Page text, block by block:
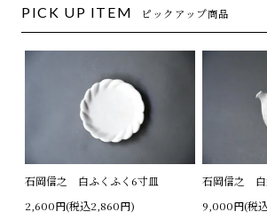
PICK UP ITEM ピックアップ商品
石岡信之 白ふくふく6寸皿
2,600円(税込2,860円)
石岡信之 白
9,000円(税